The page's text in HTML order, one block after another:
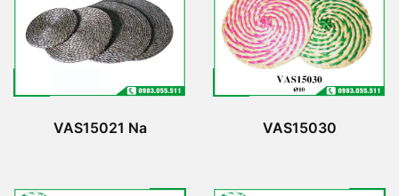
VAS15021 Na VAS15030